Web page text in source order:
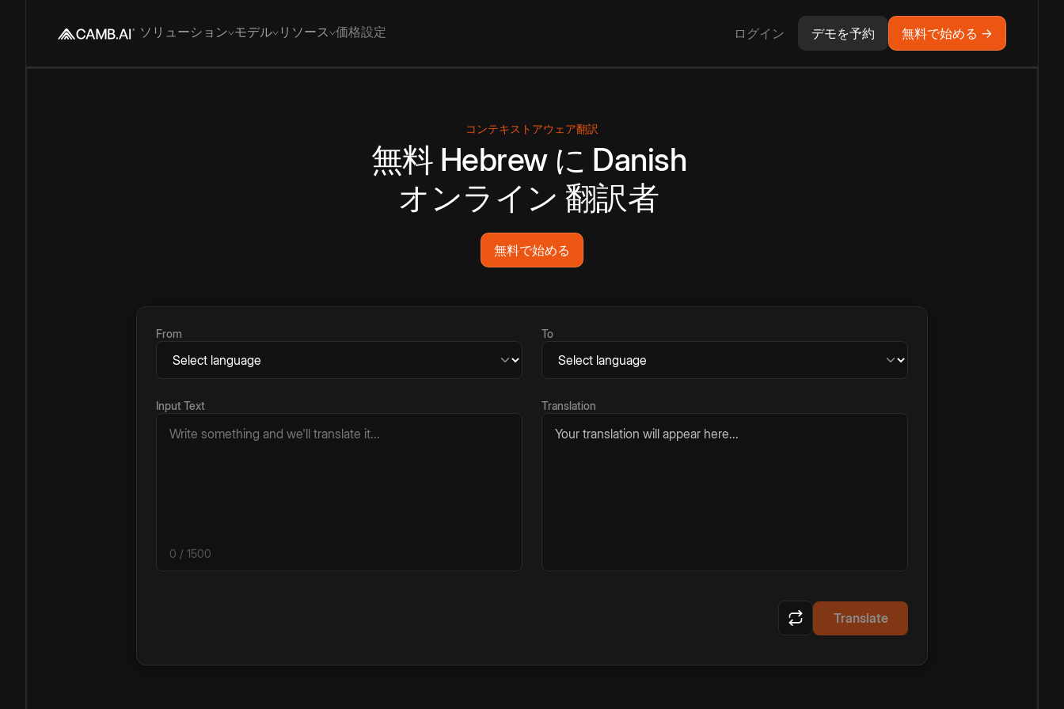
ソリューション モデル リソース 価格設定 ログイン デモを予約 無料で始める →
コンテキストアウェア翻訳
無料 Hebrew に Danish
オンライン 翻訳者
無料で始める
From To
Input Text
0 / 1500
Translation
Your translation will appear here...
Translate